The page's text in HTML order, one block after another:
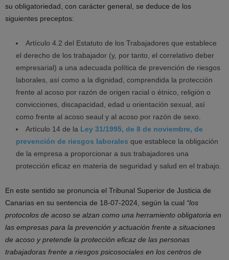
su obligatoriedad, con carácter general, se deduce de los
siguientes preceptos:
Artículo 4.2 del Estatuto de los Trabajadores que establece
el derecho de los trabajador (y, por tanto, el correlativo deber
empresarial) a una adecuada política de prevención de riesgos
laborales, así como a la dignidad, comprendida la protección
frente al acoso por razón de origen racial o étnico, religión o
convicciones, discapacidad, edad u orientación sexual, así
como frente al acoso seaul y al acoso por razón de sexo.
Artículo 14 de la Ley 31/1995, de 8 de noviembre, de
prevención de riesgos laborales que establece la obligación
de la empresa a proporcionar a sus trabajadores una
protección eficaz en materia de seguridad y salud en el trabajo.
En este sentido se pronuncia el Tribunal Superior de Justicia de
Canarias en su sentencia de 18-07-2024, según la cual “los
protocolos de acoso se alzan como una herramiento obligatoria en
las empresas para la prevención y actuación frente a situaciones
de acoso y pretende la protección eficaz de las personas
trabajadoras frente a riesgos psicosociales en los centros de